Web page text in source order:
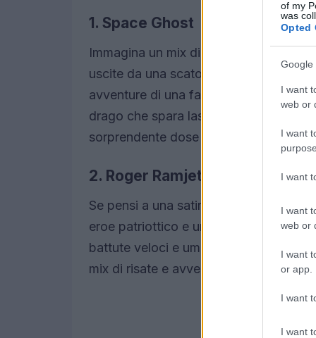
of my
was
Opted
Google
I want
web or
I want
I want
I want
web or
I want
or app.
I want
I want
1. Space Ghost
Immagina un mix di fantascienza e
uscite da una scatola di giocattoli.
avventure di una famiglia di guerrieri
drago che spara laser. Ma ciò che
sorprendente dose di azione, un
2. Roger Ramjet
Se pensi a una satira surreale sui
eroe patriottico e un po’ imbranato
battute veloci e umorismo surreale.
mix di risate e avventure che colpisce